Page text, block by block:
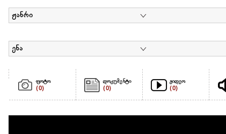
ჟანრი
ენა
ფოტო
(0)
დოკუმენტი
(0)
ვიდეო
(0)